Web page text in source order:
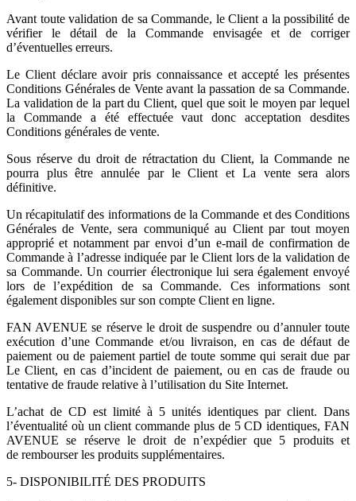
Avant toute validation de sa Commande, le Client a la possibilité de
vérifier le détail de la Commande envisagée et de corriger
d’éventuelles erreurs.
Le Client déclare avoir pris connaissance et accepté les présentes
Conditions Générales de Vente avant la passation de sa Commande.
La validation de la part du Client, quel que soit le moyen par lequel
la Commande a été effectuée vaut donc acceptation desdites
Conditions générales de vente.
Sous réserve du droit de rétractation du Client, la Commande ne
pourra plus être annulée par le Client et La vente sera alors
définitive.
Un récapitulatif des informations de la Commande et des Conditions
Générales de Vente, sera communiqué au Client par tout moyen
approprié et notamment par envoi d’un e-mail de confirmation de
Commande à l’adresse indiquée par le Client lors de la validation de
sa Commande. Un courrier électronique lui sera également envoyé
lors de l’expédition de sa Commande. Ces informations sont
également disponibles sur son compte Client en ligne.
FAN AVENUE se réserve le droit de suspendre ou d’annuler toute
exécution d’une Commande et/ou livraison, en cas de défaut de
paiement ou de paiement partiel de toute somme qui serait due par
Le Client, en cas d’incident de paiement, ou en cas de fraude ou
tentative de fraude relative à l’utilisation du Site Internet.
L’achat de CD est limité à 5 unités identiques par client. Dans
l’éventualité où un client commande plus de 5 CD identiques, FAN
AVENUE se réserve le droit de n’expédier que 5 produits et
de rembourser les produits supplémentaires.
5- DISPONIBILITÉ DES PRODUITS